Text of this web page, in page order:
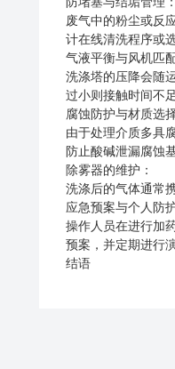
废气中的粉尘或反
计在线清洗程序或
气液平衡与风机匹
洗涤塔的压降会随
过小则接触时间不
腐蚀防护与材质选
由于处理介质多具
防止酸碱泄漏腐蚀
除雾器的维护：
洗涤后的气体通常
应急预案与个人防
操作人员在进行加
预案，并定期进行
结语